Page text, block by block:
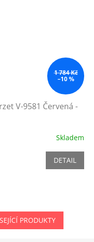
1 784 Kč
–10 %
V-9581 Červená -
Skladem
DETAIL
PRODUKTY